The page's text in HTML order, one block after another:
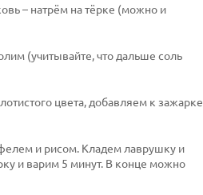
– натрём на тёрке (можно и
(учитывайте, что дальше соль
цвета, добавляем к зажарке
и рисом. Кладем лаврушку и
и варим 5 минут. В конце можно